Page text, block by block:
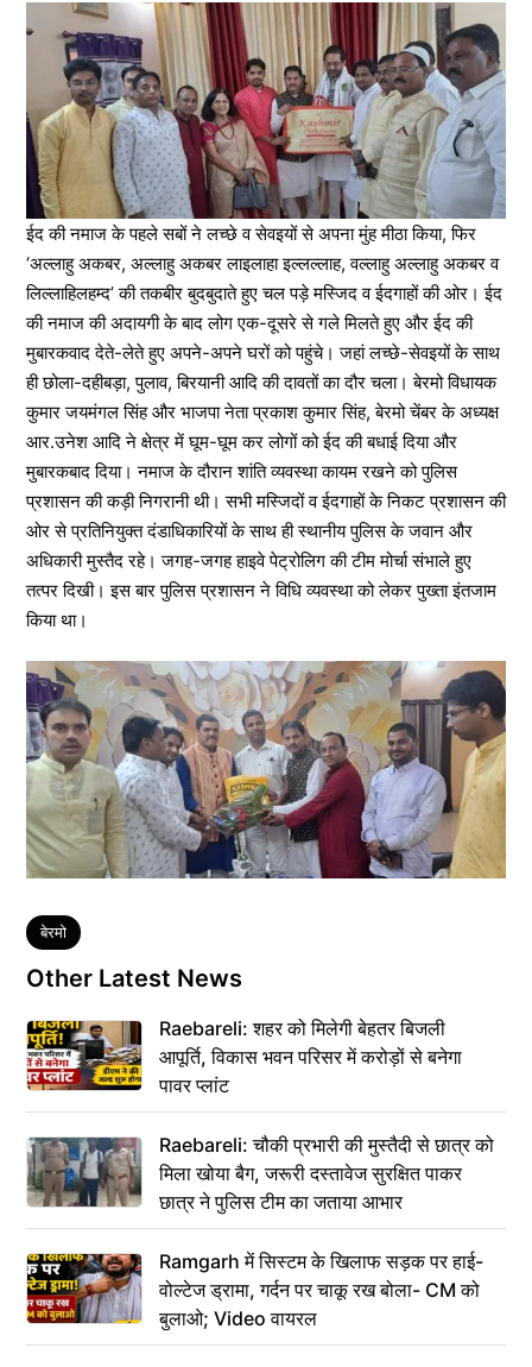
ईद की नमाज के पहले सबों ने लच्छे व सेवइयों से अपना मुंह मीठा किया, फिर
‘अल्लाहु अकबर, अल्लाहु अकबर लाइलाहा इल्लल्लाह, वल्लाहु अल्लाहु अकबर व
लिल्लाहिलहम्द’ की तकबीर बुदबुदाते हुए चल पड़े मस्जिद व ईदगाहों की ओर। ईद
की नमाज की अदायगी के बाद लोग एक-दूसरे से गले मिलते हुए और ईद की
मुबारकवाद देते-लेते हुए अपने-अपने घरों को पहुंचे। जहां लच्छे-सेवइयों के साथ
ही छोला-दहीबड़ा, पुलाव, बिरयानी आदि की दावतों का दौर चला। बेरमो विधायक
कुमार जयमंगल सिंह और भाजपा नेता प्रकाश कुमार सिंह, बेरमो चेंबर के अध्यक्ष
आर.उनेश आदि ने क्षेत्र में घूम-घूम कर लोगों को ईद की बधाई दिया और
मुबारकबाद दिया। नमाज के दौरान शांति व्यवस्था कायम रखने को पुलिस
प्रशासन की कड़ी निगरानी थी। सभी मस्जिदों व ईदगाहों के निकट प्रशासन की
ओर से प्रतिनियुक्त दंडाधिकारियों के साथ ही स्थानीय पुलिस के जवान और
अधिकारी मुस्तैद रहे। जगह-जगह हाइवे पेट्रोलिग की टीम मोर्चा संभाले हुए
तत्पर दिखी। इस बार पुलिस प्रशासन ने विधि व्यवस्था को लेकर पुख्ता इंतजाम
किया था।
Tags
बेरमो
Other Latest News
Raebareli: शहर को मिलेगी बेहतर बिजली
आपूर्ति, विकास भवन परिसर में करोड़ों से बनेगा
पावर प्लांट
Raebareli: चौकी प्रभारी की मुस्तैदी से छात्र को
मिला खोया बैग, जरूरी दस्तावेज सुरक्षित पाकर
छात्र ने पुलिस टीम का जताया आभार
Ramgarh में सिस्टम के खिलाफ सड़क पर हाई-
वोल्टेज ड्रामा, गर्दन पर चाकू रख बोला- CM को
बुलाओ; Video वायरल